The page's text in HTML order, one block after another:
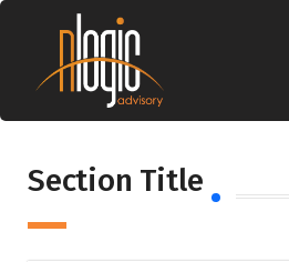
Section Title